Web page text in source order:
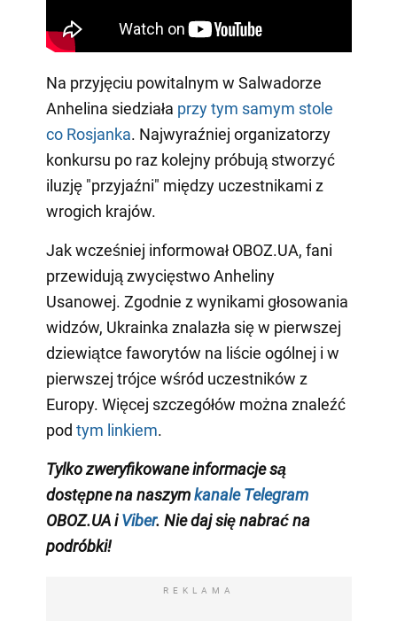
Na przyjęciu powitalnym w Salwadorze
Anhelina siedziała przy tym samym stole
co Rosjanka. Najwyraźniej organizatorzy
konkursu po raz kolejny próbują stworzyć
iluzję "przyjaźni" między uczestnikami z
wrogich krajów.
Jak wcześniej informował OBOZ.UA, fani
przewidują zwycięstwo Anheliny
Usanowej. Zgodnie z wynikami głosowania
widzów, Ukrainka znalazła się w pierwszej
dziewiątce faworytów na liście ogólnej i w
pierwszej trójce wśród uczestników z
Europy. Więcej szczegółów można znaleźć
pod tym linkiem.
Tylko zweryfikowane informacje są
dostępne na naszymkanale Telegram
OBOZ.UA iViber. Nie daj się nabrać na
podróbki!
REKLAMA